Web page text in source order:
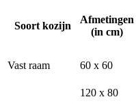
Soort kozijn
Afmetingen
(in cm)
Vast raam 60 x 60
120 x 80